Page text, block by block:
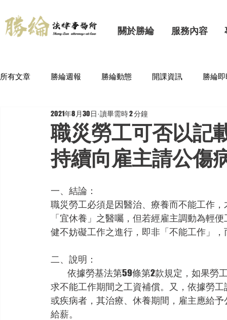
關於勝綸 服務內容
所有文章 勝綸週報 勝綸動態 開課資訊 勝綸
職災勞工可否以記
持續向雇主請公傷
2021年8月30日 讀畢需時 2 分鐘
一、結論：
職災勞工必須是因醫治、療養而不能工作
「宜休養」之醫囑，但若經雇主調動為輕
健不妨礙工作之進行，即非「不能工作」
二、說明：
求不能工作期間之工資補償。又，依據勞
或疾病者，其治療、休養期間，雇主應給
給薪。